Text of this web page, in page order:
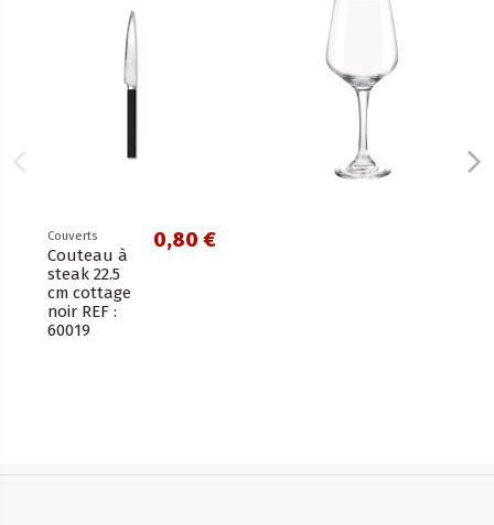
Couverts
Couteau à
steak 22.5
cm cottage
noir REF :
60019
0,80 €